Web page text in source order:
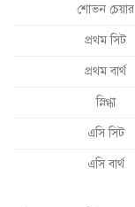
শোভন চেয়ার
প্রথম সিট
প্রথম বার্থ
স্নিগ্ধা
এসি সিট
এসি বার্থ